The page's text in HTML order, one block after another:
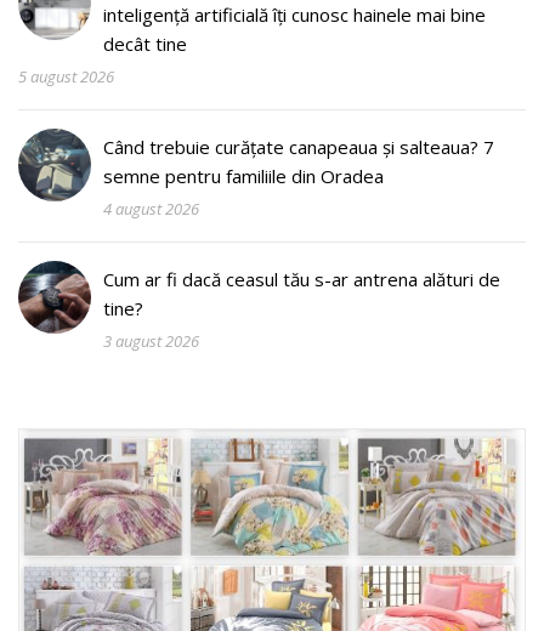
inteligență artificială îți cunosc hainele mai bine
decât tine
5 august 2026
Când trebuie curățate canapeaua și salteaua? 7
semne pentru familiile din Oradea
4 august 2026
Cum ar fi dacă ceasul tău s-ar antrena alături de
tine?
3 august 2026